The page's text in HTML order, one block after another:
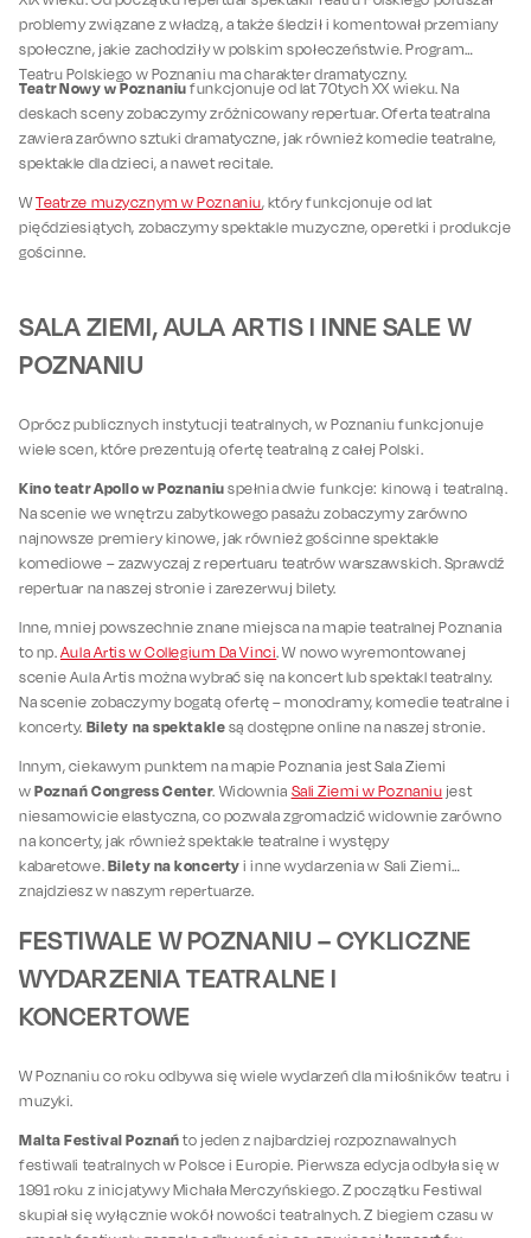
problemy związane z władzą, a także śledził i komentował przemiany
społeczne, jakie zachodziły w polskim społeczeństwie. Program
Teatru Polskiego w Poznaniu ma charakter dramatyczny.
Teatr Nowy w Poznaniu funkcjonuje od lat 70tych XX wieku. Na
deskach sceny zobaczymy zróżnicowany repertuar. Oferta teatralna
zawiera zarówno sztuki dramatyczne, jak również komedie teatralne,
spektakle dla dzieci, a nawet recitale.
WTeatrze muzycznym w Poznaniu, który funkcjonuje od lat
pięćdziesiątych, zobaczymy spektakle muzyczne, operetki i produkcje
gościnne.
SALA ZIEMI, AULA ARTIS I INNE SALE W
POZNANIU
Oprócz publicznych instytucji teatralnych, w Poznaniu funkcjonuje
wiele scen, które prezentują ofertę teatralną z całej Polski.
Kino teatr Apollo w Poznaniu spełnia dwie funkcje: kinową i teatralną.
Na scenie we wnętrzu zabytkowego pasażu zobaczymy zarówno
najnowsze premiery kinowe, jak również gościnne spektakle
komediowe – zazwyczaj z repertuaru teatrów warszawskich. Sprawdź
repertuar na naszej stronie i zarezerwuj bilety.
Inne, mniej powszechnie znane miejsca na mapie teatralnej Poznania
to np. Aula Artis w Collegium Da Vinci. W nowo wyremontowanej
scenie Aula Artis można wybrać się na koncert lub spektakl teatralny.
Na scenie zobaczymy bogatą ofertę – monodramy, komedie teatralne i
koncerty. Bilety na spektakle są dostępne online na naszej stronie.
Innym, ciekawym punktem na mapie Poznania jest Sala Ziemi
wPoznań Congress Center. Widownia Sali Ziemi w Poznaniu jest
niesamowicie elastyczna, co pozwala zgromadzić widownie zarówno
na koncerty, jak również spektakle teatralne i występy
kabaretowe. Bilety na koncerty i inne wydarzenia w Sali Ziemi
znajdziesz w naszym repertuarze.
FESTIWALE W POZNANIU – CYKLICZNE
WYDARZENIA TEATRALNE I
KONCERTOWE
W Poznaniu co roku odbywa się wiele wydarzeń dla miłośników teatru i
muzyki.
Malta Festival Poznań to jeden z najbardziej rozpoznawalnych
festiwali teatralnych w Polsce i Europie. Pierwsza edycja odbyła się w
1991 roku z inicjatywy Michała Merczyńskiego. Z początku Festiwal
skupiał się wyłącznie wokół nowości teatralnych. Z biegiem czasu w